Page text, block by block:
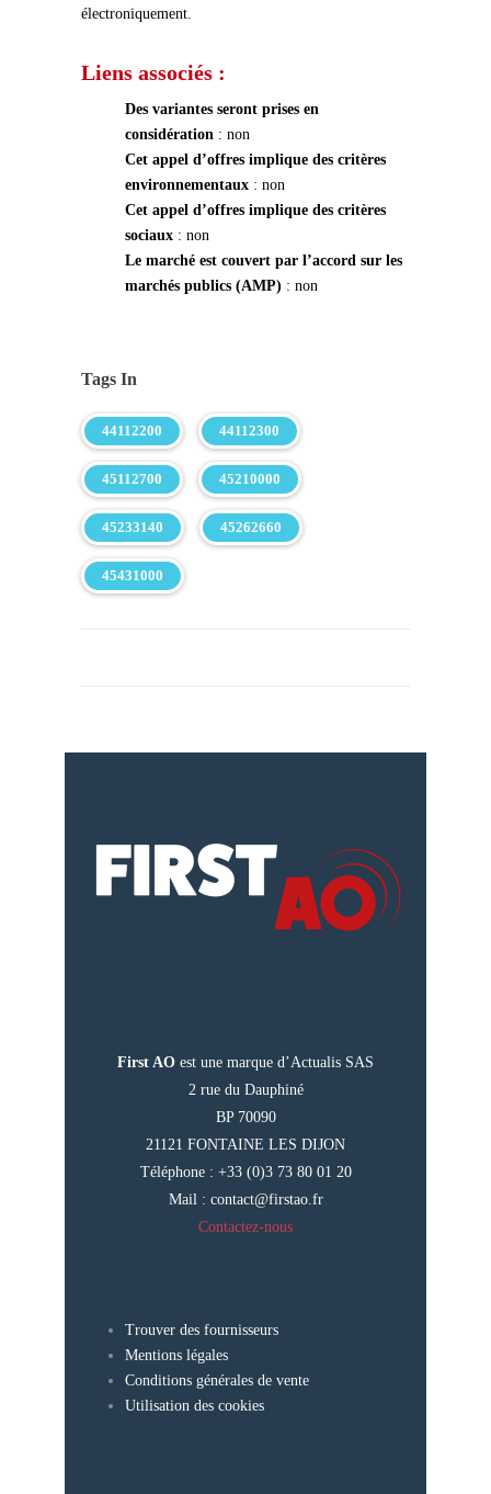
électroniquement.
Liens associés :
Des variantes seront prises en
considération : non
Cet appel d’offres implique des critères
environnementaux : non
Cet appel d’offres implique des critères
sociaux : non
Le marché est couvert par l’accord sur les
marchés publics (AMP) : non
Tags In
44112200 44112300
45112700 45210000
45233140 45262660
45431000
First AO est une marque d’Actualis SAS
2 rue du Dauphiné
BP 70090
21121 FONTAINE LES DIJON
Téléphone : +33 (0)3 73 80 01 20
Mail : contact@firstao.fr
Contactez-nous
Trouver des fournisseurs
Mentions légales
Conditions générales de vente
Utilisation des cookies